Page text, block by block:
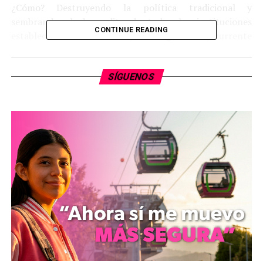
¿Cómo? Destruyendo la política tradicional y
sembrando el descredito de todas las instituciones
establecidas. Poco instruido, sin imaginación (ocurrente
buenos.
hijos en escuela privada: son “burgueses”,
“vendepatrias”, “oligarcas”.
“Los de abajo” son “el pueblo trabajador”, aunque no
trabaje y su función básica sea apoyarlo para recibir
alimentos subsidiados, comedores comunitarios, escuela
y medicina gratuitas.
Conectó emocionalmente con las masas pobres, la
mayoría de los votantes: les hipotecó la existencia a
cambio del voto para imponer una Constitución que le
CONTINUE READING
SÍGUENOS